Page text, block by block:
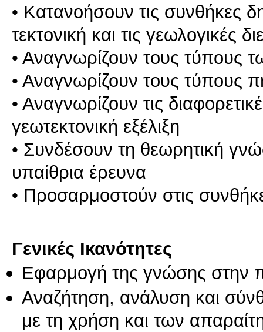
• Κατανοήσουν τις συνθήκες
τεκτονική και τις γεωλογικές
• Αναγνωρίζουν τους τύπους
• Αναγνωρίζουν τους τύπους
• Αναγνωρίζουν τις
γεωτεκτονική εξέλιξη
• Συνδέσουν τη θεωρητική
υπαίθρια έρευνα
• Προσαρμοστούν στις
Γενικές Ικανότητες
Εφαρμογή της γνώσης στην
Αναζήτηση, ανάλυση και
με τη χρήση και των